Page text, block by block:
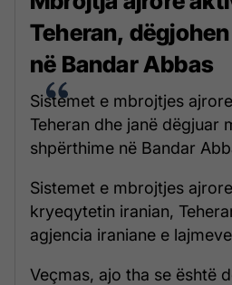
Teheran,
në Bandar Abbas
Sistemet e mbrojtjes
Teheran dhe janë dëgjuar
shpërthime në Bandar
Sistemet e mbrojtjes
kryeqytetin iranian,
agjencia iraniane e
Veçmas, ajo tha se është